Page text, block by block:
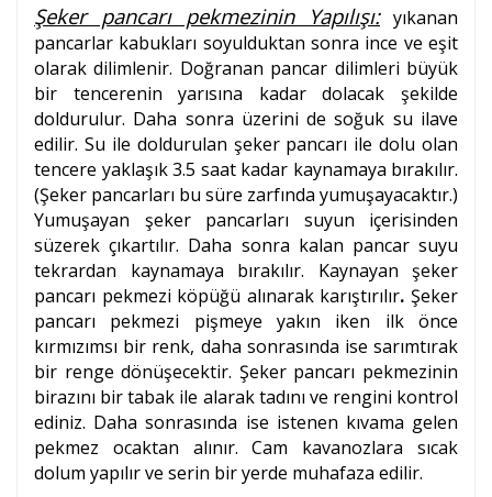
Şeker pancarı pekmezinin Yapılışı:yıkanan
pancarlar kabukları soyulduktan sonra ince ve eşit
olarak dilimlenir. Doğranan pancar dilimleri büyük
bir tencereninyarısına kadar dolacak şekilde
doldurulur. Daha sonra üzerini de soğuk su ilave
edilir. Su ile doldurulan şeker pancarı ile dolu olan
tencere yaklaşık 3.5 saat kadar kaynamaya bırakılır.
(Şeker pancarları bu süre zarfında yumuşayacaktır.)
Yumuşayan şeker pancarları suyun içerisinden
süzerek çıkartılır. Daha sonra kalan pancar suyu
tekrardan kaynamaya bırakılır. Kaynayan şeker
pancarı pekmezi köpüğü alınarak karıştırılır.Şeker
pancarı pekmezi pişmeye yakın iken ilk önce
kırmızımsı bir renk, daha sonrasında ise sarımtırak
bir renge dönüşecektir. Şeker pancarı pekmezinin
birazını bir tabak ile alarak tadını ve rengini kontrol
ediniz. Daha sonrasında ise istenen kıvama gelen
pekmez ocaktan alınır. Cam kavanozlara sıcak
dolum yapılır ve serin bir yerde muhafaza edilir.